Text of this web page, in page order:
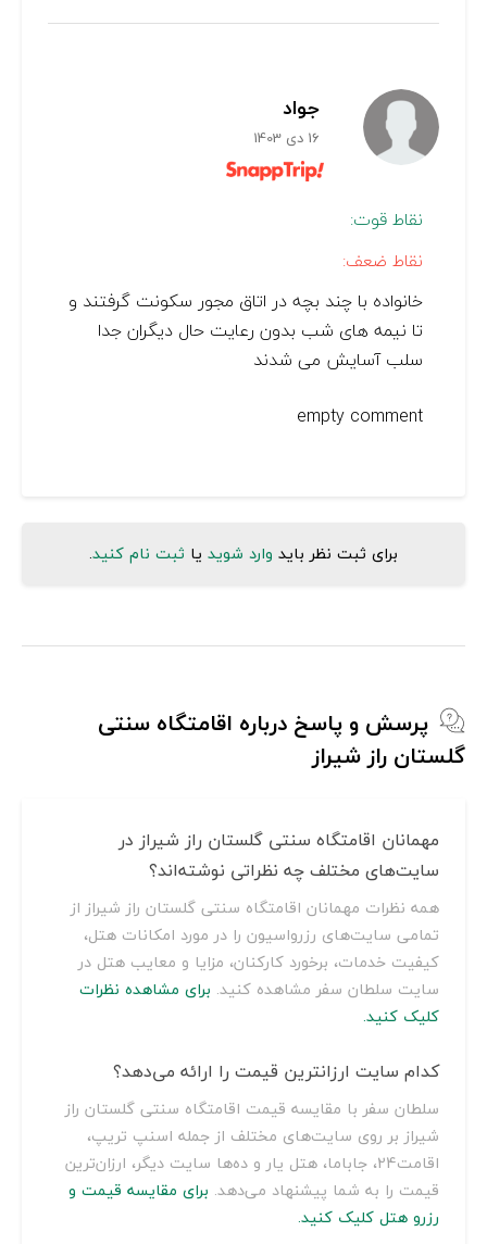
جواد
16 دی 1403
نقاط قوت:
نقاط ضعف:
خانواده با چند بچه در اتاق مجور سکونت گرفتند و
تا نیمه های شب بدون رعایت حال دیگران جدا
سلب آسایش می شدند
empty comment
برای ثبت نظر باید وارد شوید یا ثبت نام کنید.
پرسش و پاسخ درباره اقامتگاه سنتی
گلستان راز شیراز
مهمانان اقامتگاه سنتی گلستان راز شیراز در
سایت‌های مختلف چه نظراتی نوشته‌اند؟
همه نظرات مهمانان اقامتگاه سنتی گلستان راز شیراز از
تمامی سایت‌های رزرواسیون را در مورد امکانات هتل،
کیفیت خدمات، برخورد کارکنان، مزایا و معایب هتل در
سایت سلطان سفر مشاهده کنید. برای مشاهده نظرات
کلیک کنید.
کدام سایت ارزانترین قیمت را ارائه می‌دهد؟
سلطان سفر با مقایسه قیمت اقامتگاه سنتی گلستان راز
شیراز بر روی سایت‌های مختلف از جمله اسنپ تریپ،
اقامت24، جاباما، هتل یار و ده‌ها سایت دیگر، ارزان‌ترین
قیمت را به شما پیشنهاد می‌دهد. برای مقایسه قیمت و
رزرو هتل کلیک کنید.